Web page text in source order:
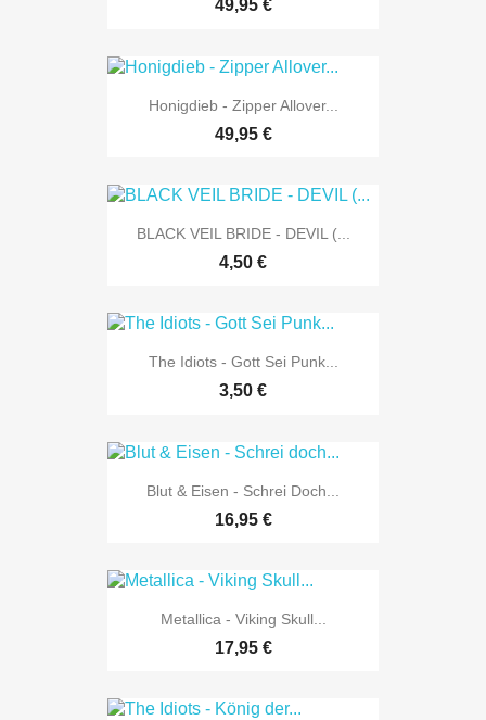
49,95 €
Honigdieb - Zipper Allover...
49,95 €
BLACK VEIL BRIDE - DEVIL (...
4,50 €
The Idiots - Gott Sei Punk...
3,50 €
Blut & Eisen - Schrei Doch...
16,95 €
Metallica - Viking Skull...
17,95 €